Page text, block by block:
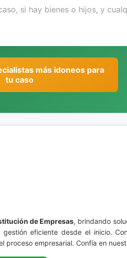
más idoneos para
tu caso
de Empresas, brindando
eficiente desde el inicio.
empresarial. Confía en